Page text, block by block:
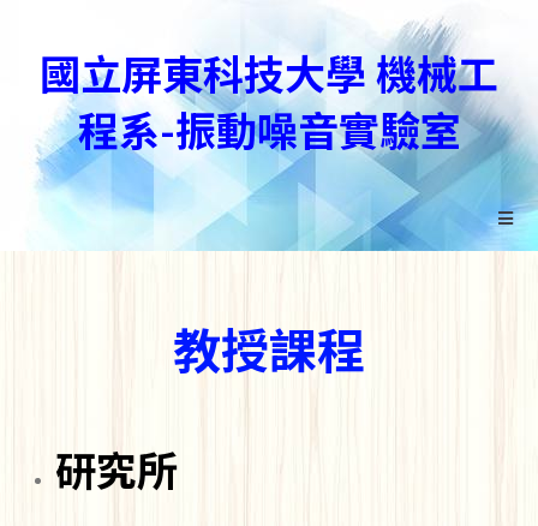
國立屏東科技大學 機械工
程系-振動噪音實驗室
教授課程
研究所